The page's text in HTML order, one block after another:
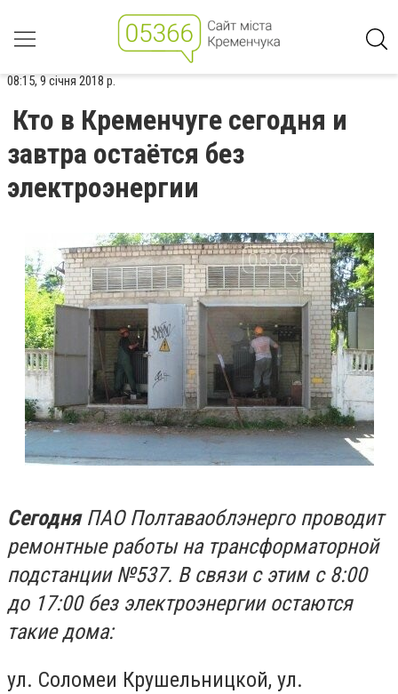
08:15, 9 січня 2018 р.
Кто в Кременчуге сегодня и
завтра остаётся без
электроэнергии
СегодняПАО Полтаваоблэнерго проводит
ремонтные работы на трансформаторной
подстанции №537. В связи с этим с 8:00
до 17:00 без электроэнергии остаются
такие дома:
ул. Соломеи Крушельницкой, ул.